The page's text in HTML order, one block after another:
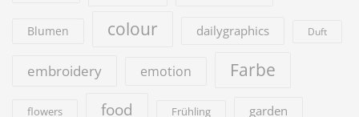
Blumen colour dailygraphics Duft
embroidery emotion Farbe
flowers food Frühling garden